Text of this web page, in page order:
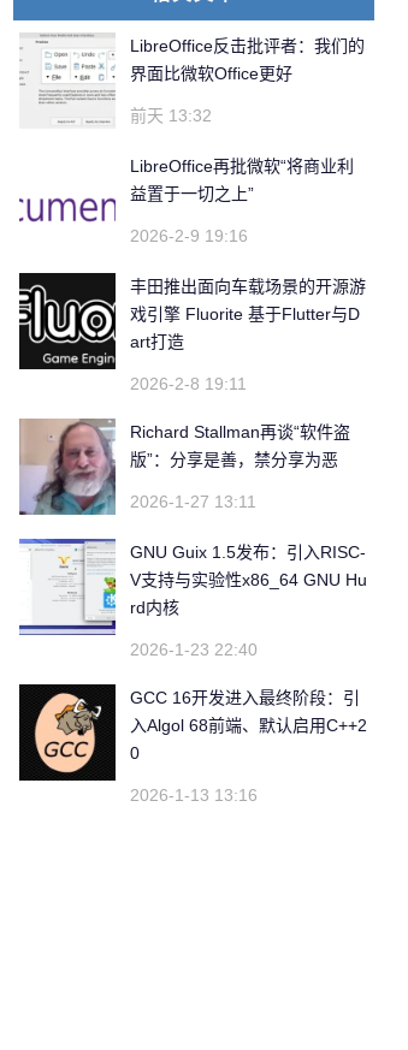
LibreOffice反击批评者：我们的
界面比微软Office更好
前天 13:32
LibreOffice再批微软“将商业利
益置于一切之上”
2026-2-9 19:16
丰田推出面向车载场景的开源游
戏引擎 Fluorite 基于Flutter与D
art打造
2026-2-8 19:11
Richard Stallman再谈“软件盗
版”：分享是善，禁分享为恶
2026-1-27 13:11
GNU Guix 1.5发布：引入RISC-
V支持与实验性x86_64 GNU Hu
rd内核 ​
2026-1-23 22:40
GCC 16开发进入最终阶段：引
入Algol 68前端、默认启用C++2
0
2026-1-13 13:16